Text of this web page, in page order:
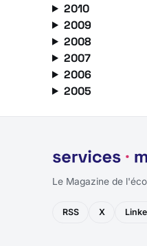
2010
2009
2008
2007
2006
2005
Le Magazine de
RSS X